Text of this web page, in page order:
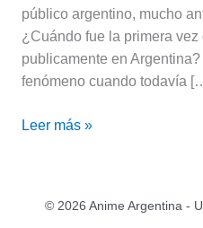
público argentino, mucho
¿Cuándo fue la primera
publicamente en
fenómeno cuando todavía
Leer más »
© 2026 Anime Argentina -